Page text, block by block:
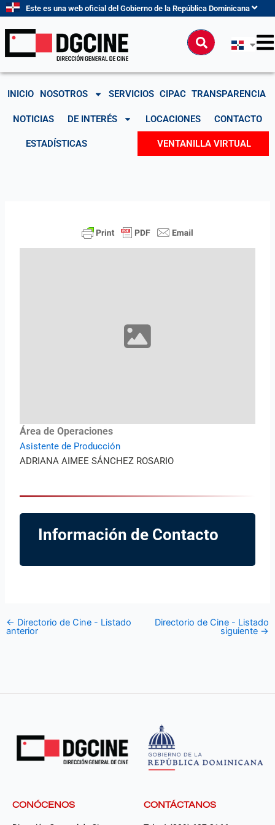
contenido
Este es una web oficial del Gobierno de la República Dominicana
Buscar
INICIO NOSOTROS SERVICIOS CIPAC TRANSPARENCIA
NOTICIAS DE INTERÉS LOCACIONES CONTACTO
ESTADÍSTICAS VENTANILLA VIRTUAL
Área de Operaciones
Asistente de Producción
ADRIANA AIMEE SÁNCHEZ ROSARIO
Información de Contacto
← Directorio de Cine - Listado
anterior
Directorio de Cine - Listado
siguiente →
CONÓCENOS CONTÁCTANOS